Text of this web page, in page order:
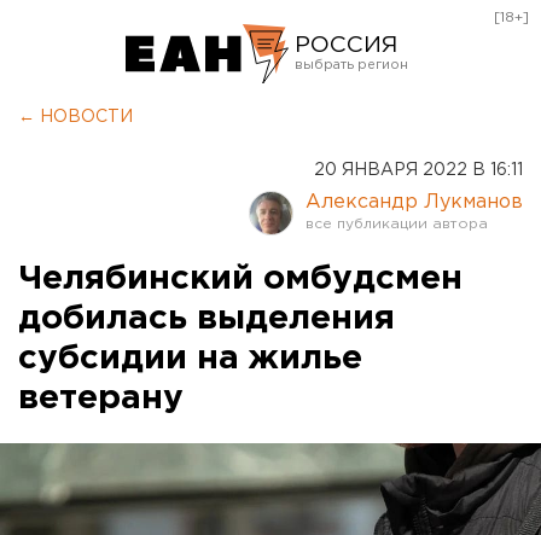
РОССИЯ
Оренбург
[18+]
← НОВОСТИ
20 ЯНВАРЯ 2022 В 16:11
Александр Лукманов
Челябинский омбудсмен
добилась выделения
субсидии на жилье
ветерану